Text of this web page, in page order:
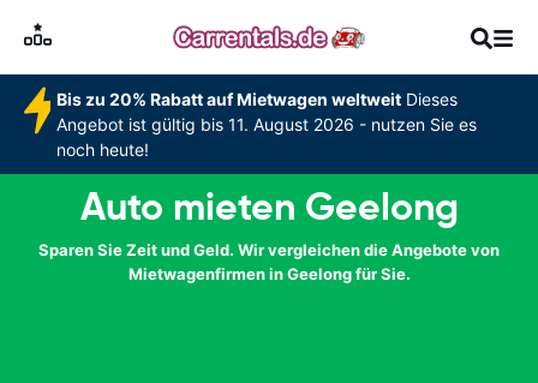
Bis zu 20% Rabatt auf Mietwagen weltweitDieses
Angebot ist gültig bis 11. August 2026 - nutzen Sie es
noch heute!
Auto mieten Geelong
Sparen Sie Zeit und Geld. Wir vergleichen die Angebote von
Mietwagenfirmen in Geelong für Sie.